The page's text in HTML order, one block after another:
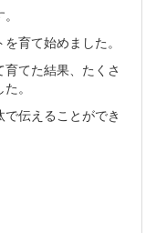
育て始めました。
てた結果、たくさ
。
伝えることができ